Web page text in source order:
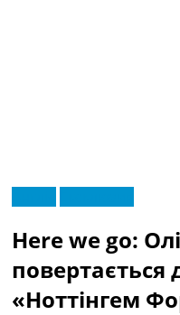
МенюНовини футболу
Відео
Новини
Футбольні
Here we go:
повертається
«Ноттінгем